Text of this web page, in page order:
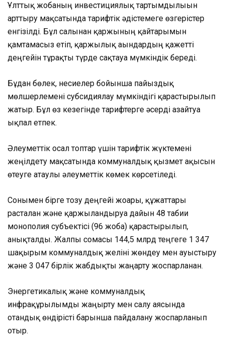
Ұлттық жобаның инвестициялық тартымдылығын
арттыру мақсатында тарифтік әдістемеге өзгерістер
енгізілді. Бұл салынған қаржының қайтарымын
қамтамасыз етіп, қаржылық ағындардың қажетті
деңгейін тұрақты түрде сақтауға мүмкіндік береді.
Бұдан бөлек, несиелер бойынша пайыздық
мөлшерлемені субсидиялау мүмкіндігі қарастырылып
жатыр. Бұл өз кезегінде тарифтерге әсерді азайтуға
ықпал етпек.
Әлеуметтік осал топтар үшін тарифтік жүктемені
жеңілдету мақсатында коммуналдық қызмет ақысын
өтеуге атаулы әлеуметтік көмек көрсетіледі.
Сонымен бірге тозу деңгейі жоғары, құжаттары
расталған және қаржыландыруға дайын 48 табиғи
монополия субъектісі (96 жоба) қарастырылып,
анықталды. Жалпы сомасы 144,5 млрд теңгеге 1 347
шақырым коммуналдық желіні жөндеу мен ауыстыру
және 3 047 бірлік жабдықты жаңарту жоспарланған.
Энергетикалық және коммуналдық
инфрақұрылымды жаңғырту мен салу аясында
отандық өндірісті барынша пайдалану жоспарланып
отыр.